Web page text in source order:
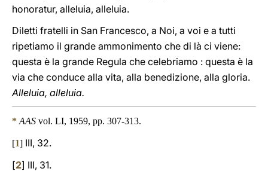
honoratur, alleluia, alleluia.
Diletti fratelli in San Francesco, a Noi, a voi e a tutti
ripetiamo il grande ammonimento che di là ci viene:
questa è la grande Regula che celebriamo : questa è la
via che conduce alla vita, alla benedizione, alla gloria.
Alleluia, alleluia.
* AAS vol. LI, 1959, pp. 307-313.
[1] III, 32.
[2] III, 31.